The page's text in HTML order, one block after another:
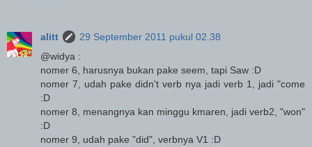
alitt
29 September 2011 pukul 02.38
@widya :
nomer 6, harusnya bukan pake seem, tapi Saw :D
nomer 7, udah pake didn't verb nya jadi verb 1, jadi "come
:D
nomer 8, menangnya kan minggu kmaren, jadi verb2, "won"
:D
nomer 9, udah pake "did", verbnya V1 :D